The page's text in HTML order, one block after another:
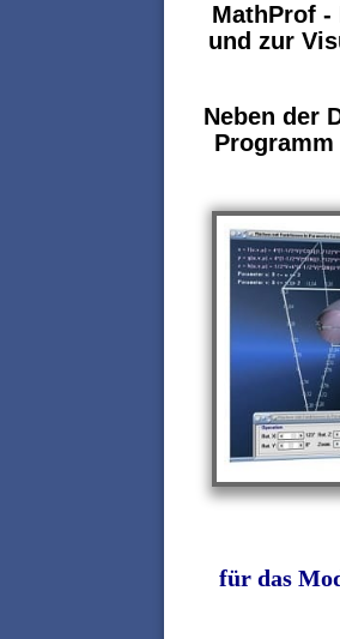
MathProf
und zur
Neben der
für das